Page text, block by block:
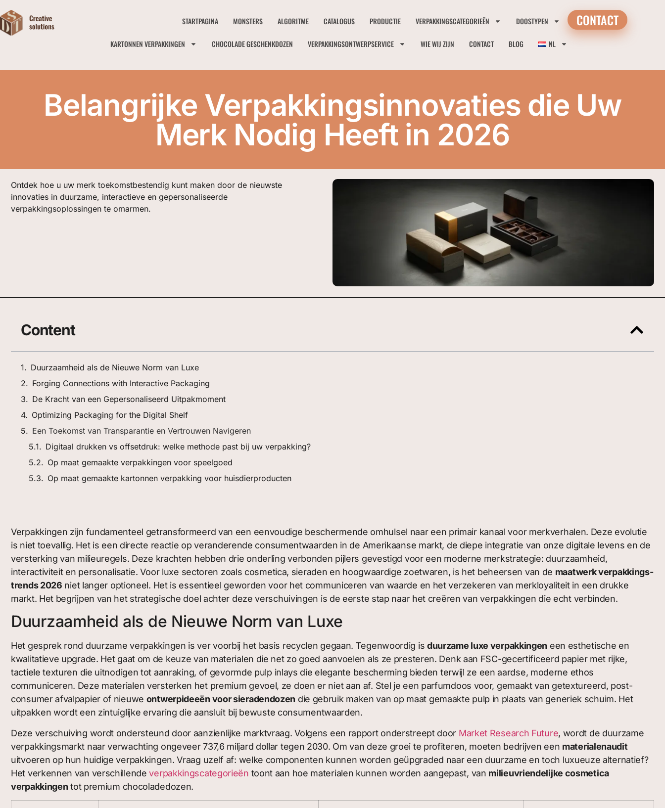
STARTPAGINA MONSTERS ALGORITME CATALOGUS PRODUCTIE VERPAKKINGSCATEGORIEËN DOOSTYPEN
KARTONNEN VERPAKKINGEN CHOCOLADE GESCHENKDOZEN VERPAKKINGSONTWERPSERVICE WIE WIJ ZIJN CONTACT BLOG NL
CONTACT
Belangrijke Verpakkingsinnovaties die Uw
Merk Nodig Heeft in 2026
Ontdek hoe u uw merk toekomstbestendig kunt maken door de nieuwste
innovaties in duurzame, interactieve en gepersonaliseerde
verpakkingsoplossingen te omarmen.
Content
Duurzaamheid als de Nieuwe Norm van Luxe
Forging Connections with Interactive Packaging
De Kracht van een Gepersonaliseerd Uitpakmoment
Optimizing Packaging for the Digital Shelf
Een Toekomst van Transparantie en Vertrouwen Navigeren
Digitaal drukken vs offsetdruk: welke methode past bij uw verpakking?
Op maat gemaakte verpakkingen voor speelgoed
Op maat gemaakte kartonnen verpakking voor huisdierproducten
Verpakkingen zijn fundamenteel getransformeerd van een eenvoudige beschermende omhulsel naar een primair kanaal voor merkverhalen. Deze evolutie
is niet toevallig. Het is een directe reactie op veranderende consumentwaarden in de Amerikaanse markt, de diepe integratie van onze digitale levens en de
versterking van milieuregels. Deze krachten hebben drie onderling verbonden pijlers gevestigd voor een moderne merkstrategie: duurzaamheid,
interactiviteit en personalisatie. Voor luxe sectoren zoals cosmetica, sieraden en hoogwaardige zoetwaren, is het beheersen van de maatwerk verpakkings­
trends 2026 niet langer optioneel. Het is essentieel geworden voor het communiceren van waarde en het verzekeren van merkloyaliteit in een drukke
markt. Het begrijpen van het strategische doel achter deze verschuivingen is de eerste stap naar het creëren van verpakkingen die echt verbinden.
Duurzaamheid als de Nieuwe Norm van Luxe
Het gesprek rond duurzame verpakkingen is ver voorbij het basis recyclen gegaan. Tegenwoordig is duurzame luxe verpakkingen een esthetische en
kwalitatieve upgrade. Het gaat om de keuze van materialen die net zo goed aanvoelen als ze presteren. Denk aan FSC-gecertificeerd papier met rijke,
tactiele texturen die uitnodigen tot aanraking, of gevormde pulp inlays die elegante bescherming bieden terwijl ze een aardse, moderne ethos
communiceren. Deze materialen versterken het premium gevoel, ze doen er niet aan af. Stel je een parfumdoos voor, gemaakt van getextureerd, post-
consumer afvalpapier of nieuwe ontwerpideeën voor sieradendozen die gebruik maken van op maat gemaakte pulp in plaats van generiek schuim. Het
uitpakken wordt een zintuiglijke ervaring die aansluit bij bewuste consumentwaarden.
Deze verschuiving wordt ondersteund door aanzienlijke marktvraag. Volgens een rapport onderstreept door Market Research Future, wordt de duurzame
verpakkingsmarkt naar verwachting ongeveer 737,6 miljard dollar tegen 2030. Om van deze groei te profiteren, moeten bedrijven een materialenaudit
uitvoeren op hun huidige verpakkingen. Vraag uzelf af: welke componenten kunnen worden geüpgraded naar een duurzame en toch luxueuze alternatief?
Het verkennen van verschillendeverpakkingscategorieën toont aan hoe materialen kunnen worden aangepast, van milieuvriendelijke cosmetica
verpakkingen tot premium chocoladedozen.